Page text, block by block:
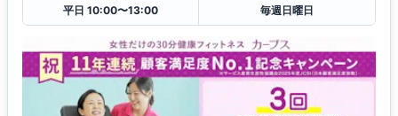
平日 10:00〜13:00
毎週日曜日